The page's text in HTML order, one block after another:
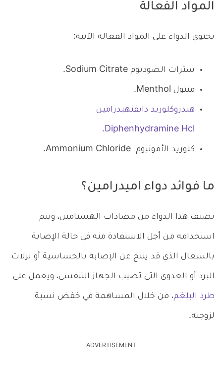
المواد الفعالة
يحتوي الدواء على المواد الفعالة الآتية:
سترات الصوديوم Sodium Citrate.
منثول Menthol.
هيدروكلوريد دايفنهيدرامين
Diphenhydramine Hcl.
كلوريد الأمونيوم Ammonium Chloride.
ما فوائد دواء اميدرامين؟
يصنف هذا الدواء من مضادات الهستامين، ويتم
استخدامه من أجل الاستفادة منه في حالة الإصابة
بالسعال الذي قد ينتج عن الإصابة بالحساسية أو نزلات
البرد أو العدوى التي تصيب الجهاز التنفسي، ويعمل على
طرد البلغم، من خلال المساهمة في خفض نسبة
لزوجته.
ADVERTISEMENT